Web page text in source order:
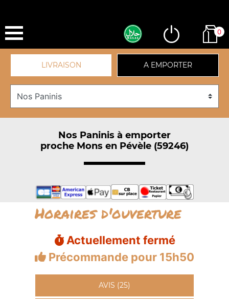
0
LIVRAISON A EMPORTER
Nos Paninis à emporter
proche Mons en Pévèle (59246)
Horaires d'ouverture
Actuellement fermé
Précommande pour 15h50
AVIS (25)